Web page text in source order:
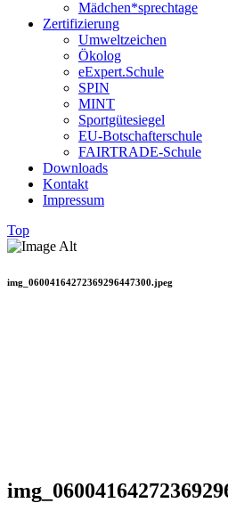
Mädchen*sprechtage
Zertifizierung
Umweltzeichen
Ökolog
eExpert.Schule
SPIN
MINT
Sportgütesiegel
EU-Botschafterschule
FAIRTRADE-Schule
Downloads
Kontakt
Impressum
Top
img_06004164272369296447300.jpeg